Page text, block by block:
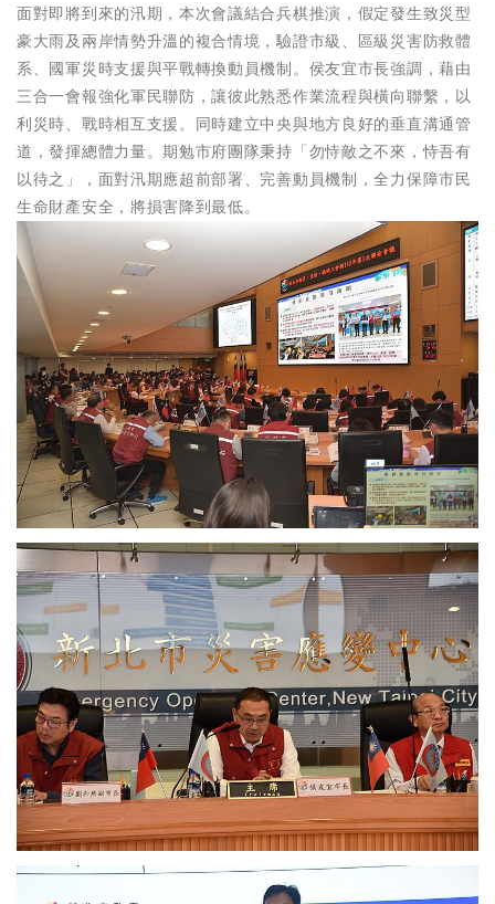
面對即將到來的汛期，本次會議結合兵棋推演，假定發生致災型
豪大雨及兩岸情勢升溫的複合情境，驗證市級、區級災害防救體
系、國軍災時支援與平戰轉換動員機制。侯友宜市長強調，藉由
三合一會報強化軍民聯防，讓彼此熟悉作業流程與橫向聯繫，以
利災時、戰時相互支援。同時建立中央與地方良好的垂直溝通管
道，發揮總體力量。期勉市府團隊秉持「勿恃敵之不來，恃吾有
以待之」，面對汛期應超前部署、完善動員機制，全力保障市民
生命財產安全，將損害降到最低。